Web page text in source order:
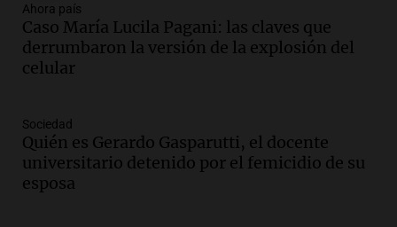
Audio.
El "Mono" de Kapanga
adelantó su show en Rosario.
Viva la Radio Rosario
Episodios
en suspenso a hombre por simular robo
de recaudación en San Luis
Panorama Federal
Episodios
Ahora país
Caso María Lucila Pagani: las claves que
derrumbaron la versión de la explosión del
celular
Sociedad
Quién es Gerardo Gasparutti, el docente
universitario detenido por el femicidio de su
esposa